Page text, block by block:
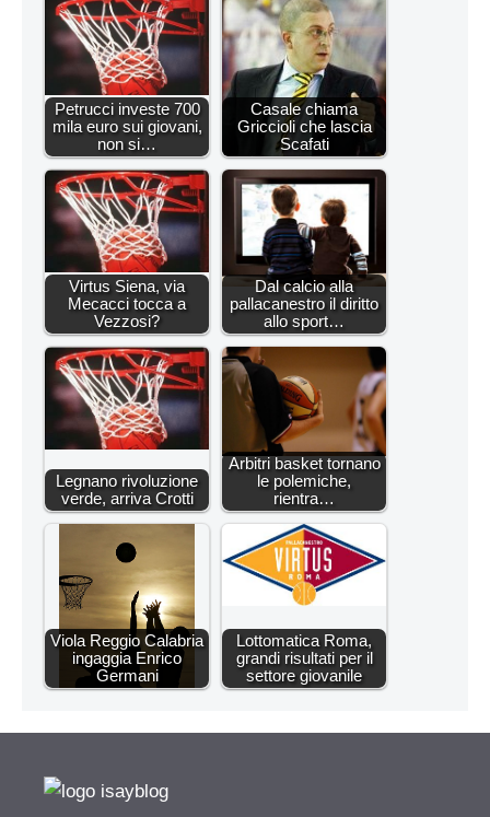
Petrucci investe 700
mila euro sui giovani,
non si…
Casale chiama
Griccioli che lascia
Scafati
Virtus Siena, via
Mecacci tocca a
Vezzosi?
Dal calcio alla
pallacanestro il diritto
allo sport…
Legnano rivoluzione
verde, arriva Crotti
Arbitri basket tornano
le polemiche,
rientra…
Viola Reggio Calabria
ingaggia Enrico
Germani
Lottomatica Roma,
grandi risultati per il
settore giovanile